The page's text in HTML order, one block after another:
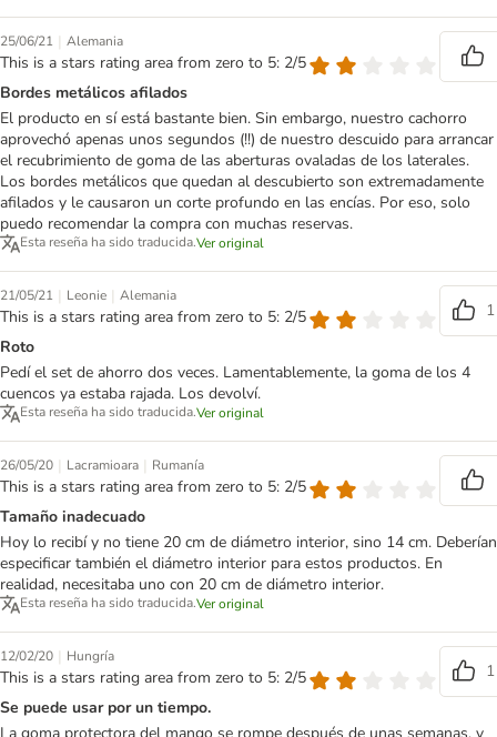
25/06/21 | Alemania
This is a stars rating area from zero to 5: 2/5
Bordes metálicos afilados
El producto en sí está bastante bien. Sin embargo, nuestro cachorro
aprovechó apenas unos segundos (!!) de nuestro descuido para arrancar
el recubrimiento de goma de las aberturas ovaladas de los laterales.
Los bordes metálicos que quedan al descubierto son extremadamente
afilados y le causaron un corte profundo en las encías. Por eso, solo
puedo recomendar la compra con muchas reservas.
Esta reseña ha sido traducida.Ver original
21/05/21 | Leonie | Alemania
This is a stars rating area from zero to 5: 2/5
1
Roto
Pedí el set de ahorro dos veces. Lamentablemente, la goma de los 4
cuencos ya estaba rajada. Los devolví.
Esta reseña ha sido traducida.Ver original
26/05/20 | Lacramioara | Rumanía
This is a stars rating area from zero to 5: 2/5
Tamaño inadecuado
Hoy lo recibí y no tiene 20 cm de diámetro interior, sino 14 cm. Deberían
especificar también el diámetro interior para estos productos. En
realidad, necesitaba uno con 20 cm de diámetro interior.
Esta reseña ha sido traducida.Ver original
12/02/20 | Hungría
This is a stars rating area from zero to 5: 2/5
1
Se puede usar por un tiempo.